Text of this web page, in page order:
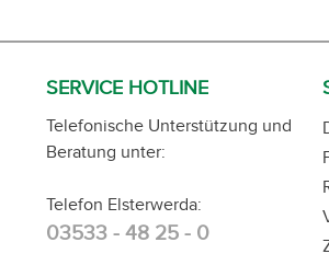
SERVICE HOTLINE
Telefonische Unterstützung und
Beratung unter:
Telefon Elsterwerda:
03533 - 48 25 - 0